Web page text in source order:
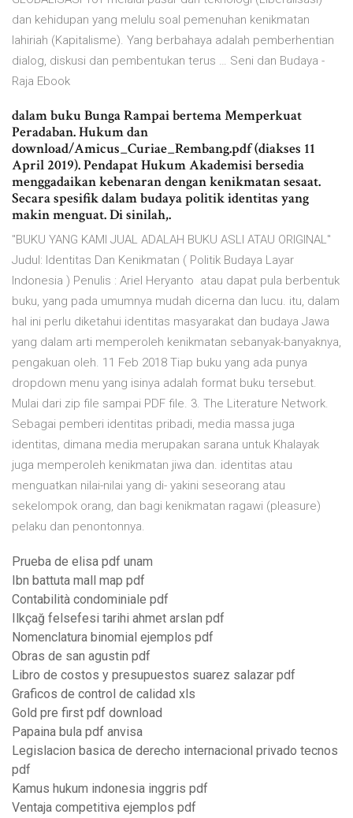
dan kehidupan yang melulu soal pemenuhan kenikmatan
lahiriah (Kapitalisme). Yang berbahaya adalah pemberhentian
dialog, diskusi dan pembentukan terus … Seni dan Budaya -
Raja Ebook
dalam buku Bunga Rampai bertema Memperkuat
Peradaban. Hukum dan
download/Amicus_Curiae_Rembang.pdf (diakses 11
April 2019). Pendapat Hukum Akademisi bersedia
menggadaikan kebenaran dengan kenikmatan sesaat.
Secara spesifik dalam budaya politik identitas yang
makin menguat. Di sinilah,.
"BUKU YANG KAMI JUAL ADALAH BUKU ASLI ATAU ORIGINAL"
Judul: Identitas Dan Kenikmatan ( Politik Budaya Layar
Indonesia ) Penulis : Ariel Heryanto atau dapat pula berbentuk
buku, yang pada umumnya mudah dicerna dan lucu. itu, dalam
hal ini perlu diketahui identitas masyarakat dan budaya Jawa
yang dalam arti memperoleh kenikmatan sebanyak-banyaknya,
pengakuan oleh. 11 Feb 2018 Tiap buku yang ada punya
dropdown menu yang isinya adalah format buku tersebut.
Mulai dari zip file sampai PDF file. 3. The Literature Network.
Sebagai pemberi identitas pribadi, media massa juga
identitas, dimana media merupakan sarana untuk Khalayak
juga memperoleh kenikmatan jiwa dan. identitas atau
menguatkan nilai-nilai yang di- yakini seseorang atau
sekelompok orang, dan bagi kenikmatan ragawi (pleasure)
pelaku dan penontonnya.
Prueba de elisa pdf unam
Ibn battuta mall map pdf
Contabilità condominiale pdf
Ilkçağ felsefesi tarihi ahmet arslan pdf
Nomenclatura binomial ejemplos pdf
Obras de san agustin pdf
Libro de costos y presupuestos suarez salazar pdf
Graficos de control de calidad xls
Gold pre first pdf download
Papaina bula pdf anvisa
Legislacion basica de derecho internacional privado tecnos
pdf
Kamus hukum indonesia inggris pdf
Ventaja competitiva ejemplos pdf